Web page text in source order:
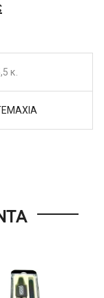
κ.